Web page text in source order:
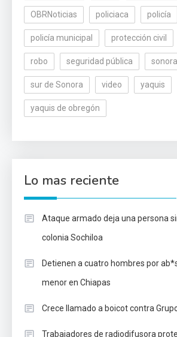
OBRNoticias policiaca policía
policía municipal protección civil
robo seguridad pública sonora
sur de Sonora video yaquis
yaquis de obregón
Lo mas reciente
Ataque armado deja una persona
colonia Sochiloa
Detienen a cuatro hombres por
menor en Chiapas
Crece llamado a boicot contra
Trabajadores de radiodifusora